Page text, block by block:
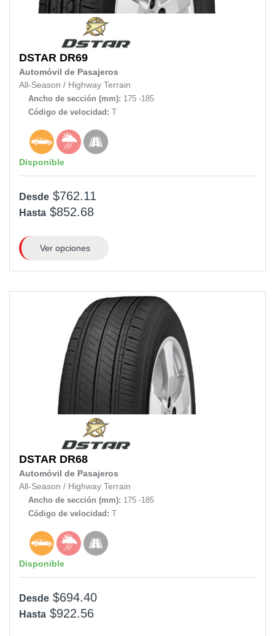
DSTAR DR69
Automóvil de Pasajeros
All-Season / Highway Terrain
Ancho de sección (mm): 175 -185
Código de velocidad: T
Disponible
Desde $762.11
Hasta $852.68
Ver opciones
DSTAR DR68
Automóvil de Pasajeros
All-Season / Highway Terrain
Ancho de sección (mm): 175 -185
Código de velocidad: T
Disponible
Desde $694.40
Hasta $922.56